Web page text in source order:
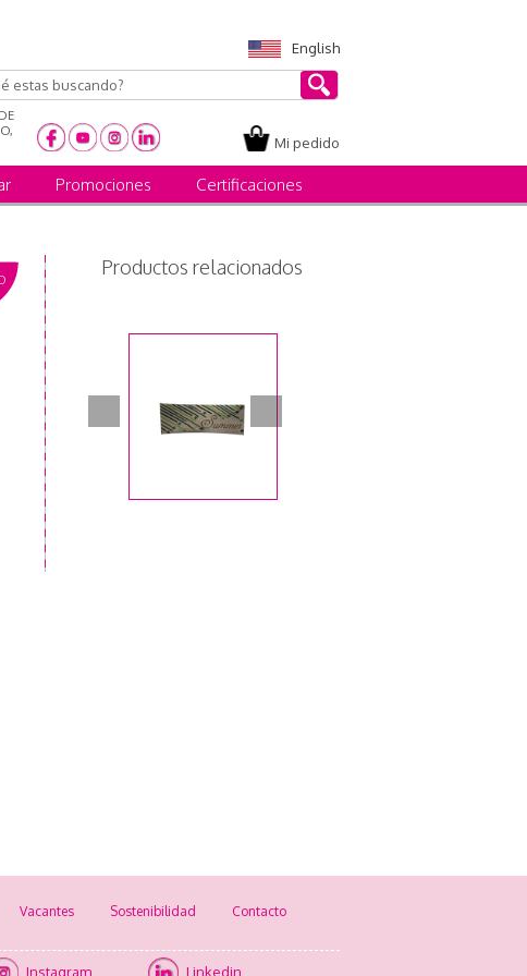
English
Mi pedido
Promociones Certificaciones
Productos relacionados
Vacantes Sostenibilidad Contacto
Instagram Linkedin